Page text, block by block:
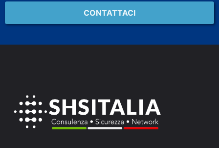
CONTATTACI